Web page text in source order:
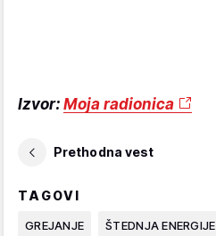
Izvor: Moja radionica
Prethodna vest
TAGOVI
GREJANJE ŠTEDNJA ENERGIJE